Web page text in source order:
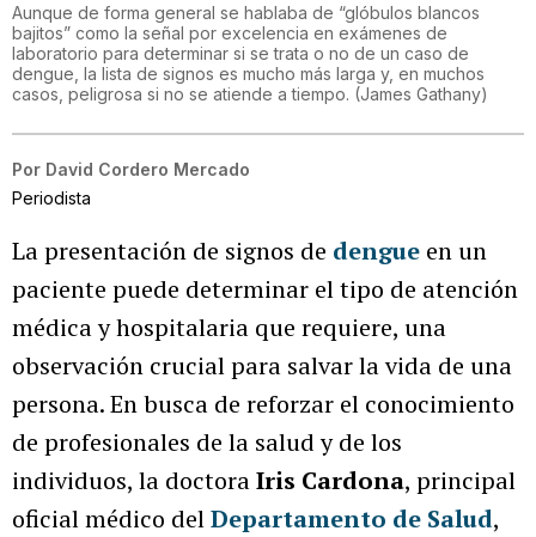
Aunque de forma general se hablaba de “glóbulos blancos
bajitos” como la señal por excelencia en exámenes de
laboratorio para determinar si se trata o no de un caso de
dengue, la lista de signos es mucho más larga y, en muchos
casos, peligrosa si no se atiende a tiempo. (James Gathany)
Por David Cordero Mercado
Periodista
La presentación de signos de dengue en un
paciente puede determinar el tipo de atención
médica y hospitalaria que requiere, una
observación crucial para salvar la vida de una
persona. En busca de reforzar el conocimiento
de profesionales de la salud y de los
individuos, la doctoraIris Cardona, principal
oficial médico delDepartamento de Salud,